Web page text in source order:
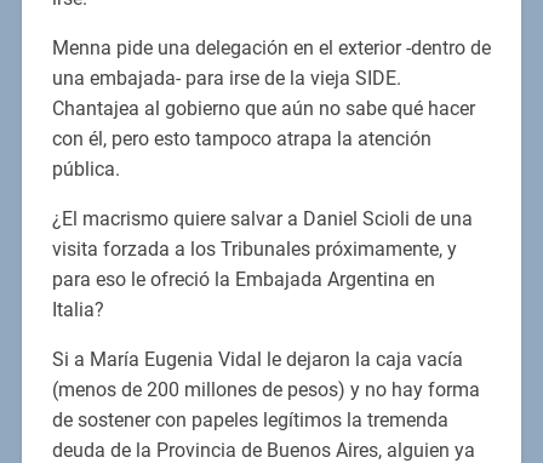
Menna pide una delegación en el exterior -dentro de
una embajada- para irse de la vieja SIDE.
Chantajea al gobierno que aún no sabe qué hacer
con él, pero esto tampoco atrapa la atención
pública.
¿El macrismo quiere salvar a Daniel Scioli de una
visita forzada a los Tribunales próximamente, y
para eso le ofreció la Embajada Argentina en
Italia?
Si a María Eugenia Vidal le dejaron la caja vacía
(menos de 200 millones de pesos) y no hay forma
de sostener con papeles legítimos la tremenda
deuda de la Provincia de Buenos Aires, alguien ya